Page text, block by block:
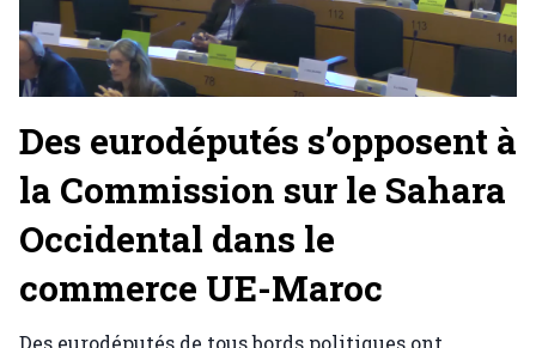
Des eurodéputés s’opposent à
la Commission sur le Sahara
Occidental dans le
commerce UE-Maroc
Des eurodéputés de tous bords politiques ont